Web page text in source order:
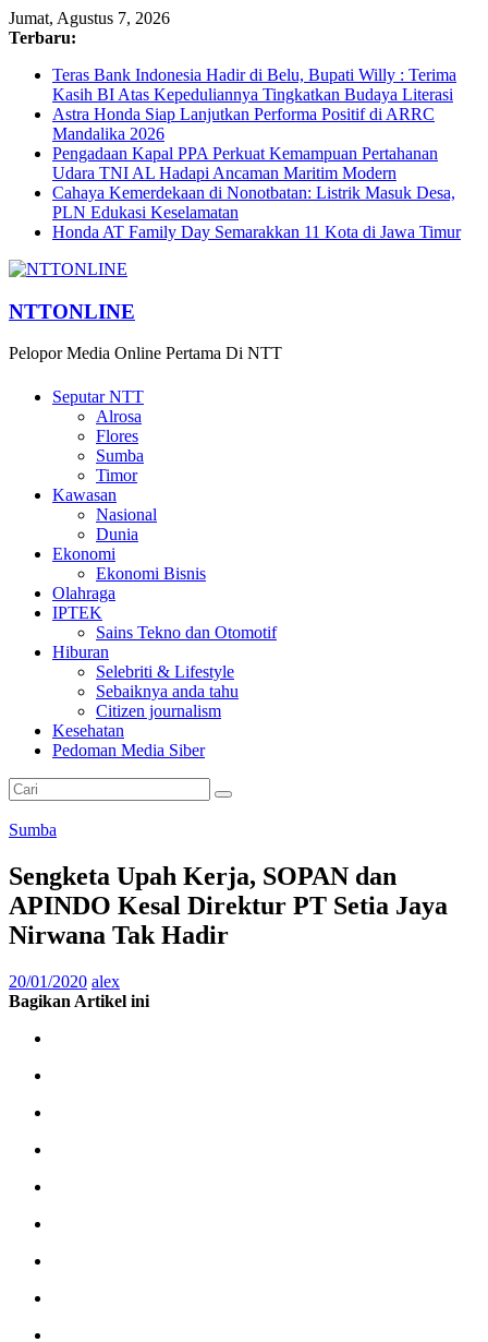
Jumat, Agustus 7, 2026
Terbaru:
Teras Bank Indonesia Hadir di Belu, Bupati Willy : Terima
Kasih BI Atas Kepeduliannya Tingkatkan Budaya Literasi
Astra Honda Siap Lanjutkan Performa Positif di ARRC
Mandalika 2026
Pengadaan Kapal PPA Perkuat Kemampuan Pertahanan
Udara TNI AL Hadapi Ancaman Maritim Modern
Cahaya Kemerdekaan di Nonotbatan: Listrik Masuk Desa,
PLN Edukasi Keselamatan
Honda AT Family Day Semarakkan 11 Kota di Jawa Timur
NTTONLINE
Pelopor Media Online Pertama Di NTT
Seputar NTT
Alrosa
Flores
Sumba
Timor
Kawasan
Nasional
Dunia
Ekonomi
Ekonomi Bisnis
Olahraga
IPTEK
Sains Tekno dan Otomotif
Hiburan
Selebriti & Lifestyle
Sebaiknya anda tahu
Citizen journalism
Kesehatan
Pedoman Media Siber
Sumba
Sengketa Upah Kerja, SOPAN dan
APINDO Kesal Direktur PT Setia Jaya
Nirwana Tak Hadir
20/01/2020 alex
Bagikan Artikel ini